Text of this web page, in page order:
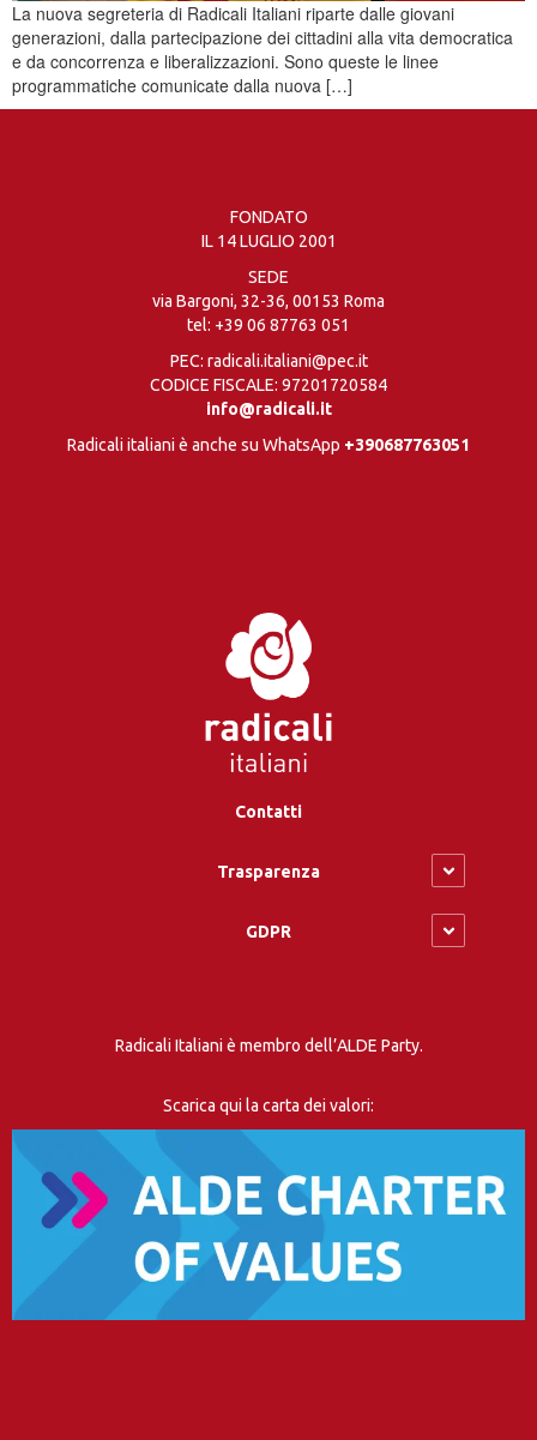
La nuova segreteria di Radicali Italiani riparte dalle giovani
generazioni, dalla partecipazione dei cittadini alla vita democratica
e da concorrenza e liberalizzazioni. Sono queste le linee
programmatiche comunicate dalla nuova […]
FONDATO
IL 14 LUGLIO 2001
SEDE
via Bargoni, 32-36, 00153 Roma
tel: +39 06 87763 051
PEC: radicali.italiani@pec.it
CODICE FISCALE: 97201720584
info@radicali.it
Radicali italiani è anche su WhatsApp +390687763051
Contatti
Trasparenza
GDPR
Radicali Italiani è membro dell’ALDE Party.
Scarica qui la carta dei valori: